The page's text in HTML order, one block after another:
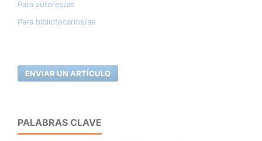
Para autores/as
Para bibliotecarios/as
ENVIAR UN ARTÍCULO
PALABRAS CLAVE